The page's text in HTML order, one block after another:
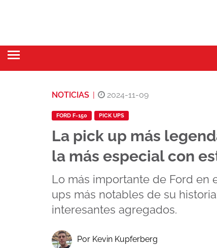
NOTICIAS 2024-11-09
FORD F-150 PICK UPS
La pick up más
la más especial con
Lo más importante de Ford en
ups más notables de su
interesantes agregados.
Por Kevin Kupferberg